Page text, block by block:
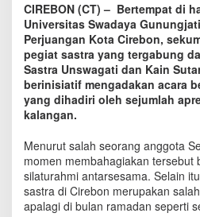
a
C
i
r
e
b
o
n
y
u
b
d
a
CIREBON (CT) – Bertempat di
Universitas Swadaya
Perjuangan Kota Cirebon,
pegiat sastra yang tergabung
Sastra Unswagati dan Kain
berinisiatif mengadakan acara
yang dihadiri oleh sejumlah
kalangan.
Menurut salah seorang anggota
momen membahagiakan tersebut
silaturahmi antarsesama. Selain
sastra di Cirebon merupakan
apalagi di bulan ramadan seperti